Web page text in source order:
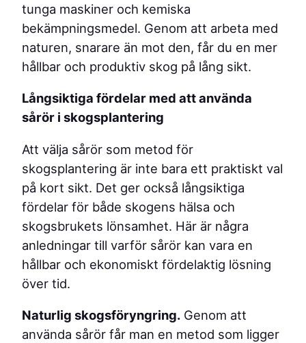
tunga maskiner och kemiska
bekämpningsmedel. Genom att arbeta med
naturen, snarare än mot den, får du en mer
hållbar och produktiv skog på lång sikt.
Långsiktiga fördelar med att använda
sårör i skogsplantering
Att välja sårör som metod för
skogsplantering är inte bara ett praktiskt val
på kort sikt. Det ger också långsiktiga
fördelar för både skogens hälsa och
skogsbrukets lönsamhet. Här är några
anledningar till varför sårör kan vara en
hållbar och ekonomiskt fördelaktig lösning
över tid.
Naturlig skogsföryngring. Genom att
använda sårör får man en metod som ligger